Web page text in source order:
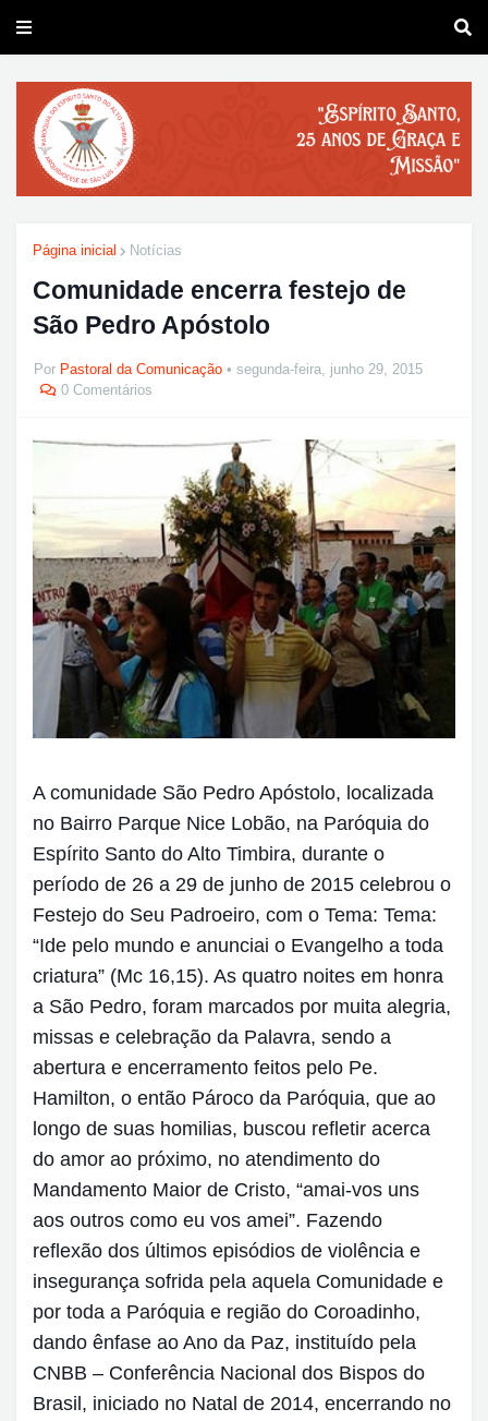
Página inicial Notícias
Comunidade encerra festejo de
São Pedro Apóstolo
Por Pastoral da Comunicação
segunda-feira, junho 29, 2015
0 Comentários
A comunidade São Pedro Apóstolo, localizada
no Bairro Parque Nice Lobão, na Paróquia do
Espírito Santo do Alto Timbira, durante o
período de 26 a 29 de junho de 2015 celebrou o
Festejo do Seu Padroeiro, com o Tema: Tema:
“Ide pelo mundo e anunciai o Evangelho a toda
criatura” (Mc 16,15). As quatro noites em honra
a São Pedro, foram marcados por muita alegria,
missas e celebração da Palavra, sendo a
abertura e encerramento feitos pelo Pe.
Hamilton, o então Pároco da Paróquia, que ao
longo de suas homilias, buscou refletir acerca
do amor ao próximo, no atendimento do
Mandamento Maior de Cristo, “amai-vos uns
aos outros como eu vos amei”. Fazendo
reflexão dos últimos episódios de violência e
insegurança sofrida pela aquela Comunidade e
por toda a Paróquia e região do Coroadinho,
dando ênfase ao Ano da Paz, instituído pela
CNBB – Conferência Nacional dos Bispos do
Brasil, iniciado no Natal de 2014, encerrando no